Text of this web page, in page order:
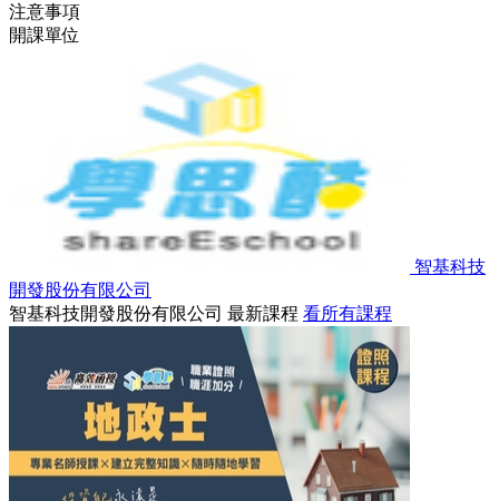
注意事項
開課單位
智基科技
開發股份有限公司
智基科技開發股份有限公司 最新課程 看所有課程